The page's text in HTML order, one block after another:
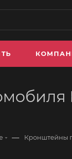
— Кронштейны